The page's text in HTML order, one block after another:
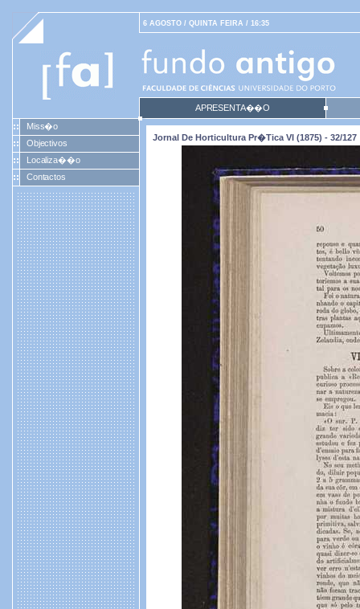
6 AGOSTO / QUINTA FEIRA / 16:35
APRESENTA��O
Miss�o
Objectivos
Localiza��o
Contactos
Jornal De Horticultura Pr�tica VI (1875) - 32/127